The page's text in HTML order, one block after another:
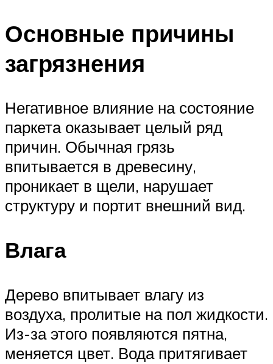
Основные причины
загрязнения
Негативное влияние на состояние
паркета оказывает целый ряд
причин. Обычная грязь
впитывается в древесину,
проникает в щели, нарушает
структуру и портит внешний вид.
Влага
Дерево впитывает влагу из
воздуха, пролитые на пол жидкости.
Из-за этого появляются пятна,
меняется цвет. Вода притягивает